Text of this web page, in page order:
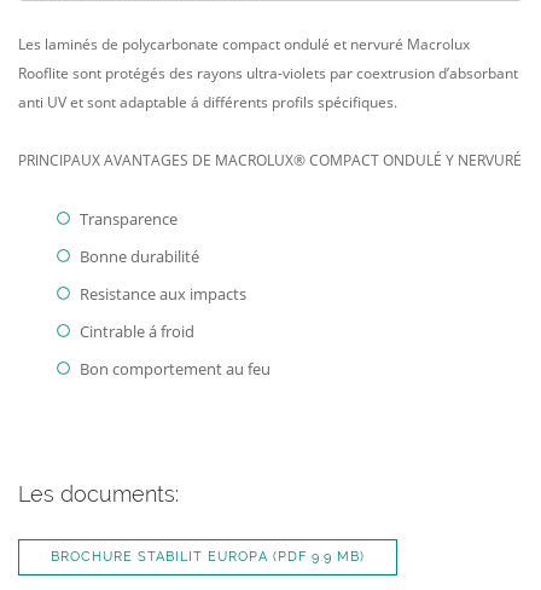
Les laminés de polycarbonate compact ondulé et nervuré Macrolux
Rooflite sont protégés des rayons ultra-violets par coextrusion d’absorbant
anti UV et sont adaptable á différents profils spécifiques.
PRINCIPAUX AVANTAGES DE MACROLUX® COMPACT ONDULÉ Y NERVURÉ
Transparence
Bonne durabilité
Resistance aux impacts
Cintrable á froid
Bon comportement au feu
Les documents:
BROCHURE STABILIT EUROPA (PDF 9.9 MB)